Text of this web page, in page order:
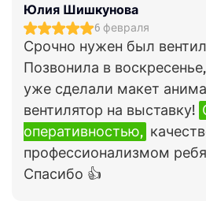
Юлия Шишкунова
6 февраля
Срочно нужен был
Позвонила в
уже сделали макет
вентилятор на выставку!
оперативностью,
профессионализмом
Спасибо 👍